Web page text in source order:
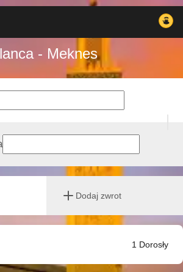
- Meknes
Dodaj zwrot
1 Dorosły